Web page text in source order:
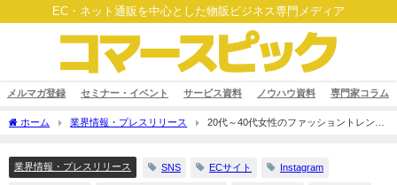
EC・ネット通販を中心とした物販ビジネス専門メディア
メルマガ登録 セミナー・イベント サービス資料 ノウハウ資料 専門家コラム
ホーム 業界情報・プレスリリース
20代～40代女性のファッショントレンド
業界情報・プレスリリース SNS ECサイト Instagram